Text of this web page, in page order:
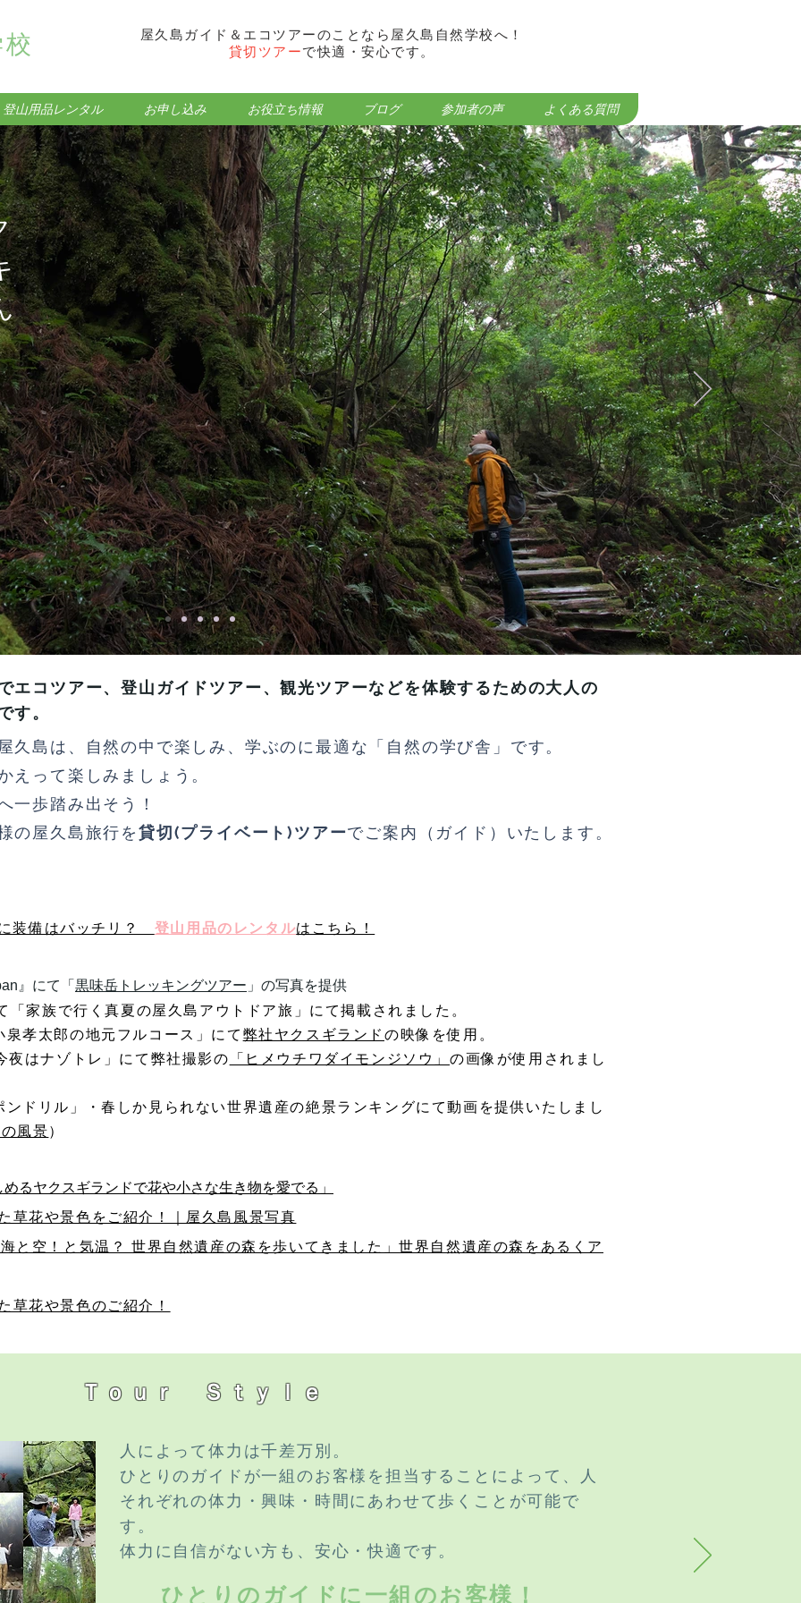
屋久島ガイド＆エコツアーのことなら屋久島自然学校へ！
貸切ツアーで快適・安心です。
登山用品レンタル お申し込み お役立ち情報 ブログ 参加者の声 よくある質問
エコツアー、登山ガイドツアー、観光ツアーなどを体験するための大人の
す。
久島は、自然の中で楽しみ、学ぶのに最適な「自然の学び舎」です。
えって楽しみましょう。
一歩踏み出そう！
の屋久島旅行を貸切(プライベート)ツアーでご案内（ガイド）いたします。
装備はバッチリ？ 登山用品のレンタルはこちら！
』にて「 黒味岳トレッキングツアー 」の写真を提供
家族で行く真夏の屋久島アウトドア旅」にて掲載されました。
孝太郎の地元フルコース」にて 弊社ヤクスギランドの映像を使用。
はナゾトレ」にて弊社撮影の 「ヒメウチワダイモンジソウ」の画像が使用されまし
ドリル」・春しか見られない世界遺産の絶景ランキングにて動画を提供いたしまし
風景）
るヤクスギランドで花や小さな生き物を愛でる」
草花や景色をご紹介！｜屋久島風景写真
と空！と気温？ 世界自然遺産の森を歩いてきました」世界自然遺産の森をあるくア
草花や景色のご紹介！
Ｔｏｕｒ Ｓｔｙｌｅ
人によって体力は千差万別。
ひとりのガイドが一組のお客様を担当することによって、人
それぞれの体力・興味・時間にあわせて歩くことが可能で
す。
体力に自信がない方も、安心・快適です。
ひとりのガイドに一組のお客様！